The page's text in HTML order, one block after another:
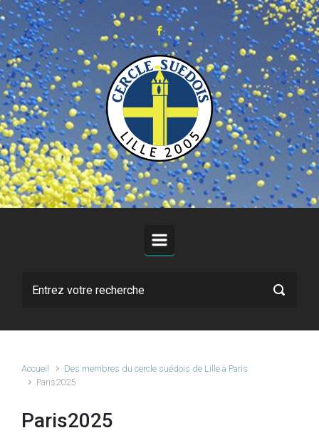
Skip to main content
Accueil
Des membres du cercle suédois de Lille à Paris
Paris2025
Paris2025